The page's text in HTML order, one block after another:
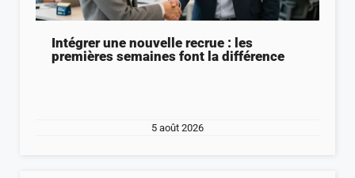
Intégrer une nouvelle recrue : les
premières semaines font la différence
5 août 2026